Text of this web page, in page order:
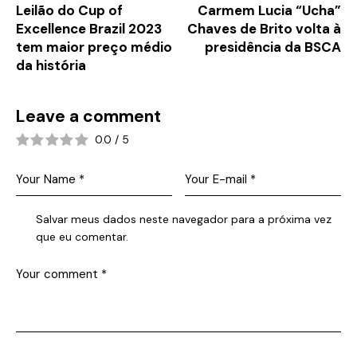
Leilão do Cup of
Excellence Brazil 2023
tem maior preço médio
da história
Carmem Lucia “Ucha”
Chaves de Brito volta à
presidência da BSCA
Leave a comment
0.0 / 5
Salvar meus dados neste navegador para a próxima vez
que eu comentar.